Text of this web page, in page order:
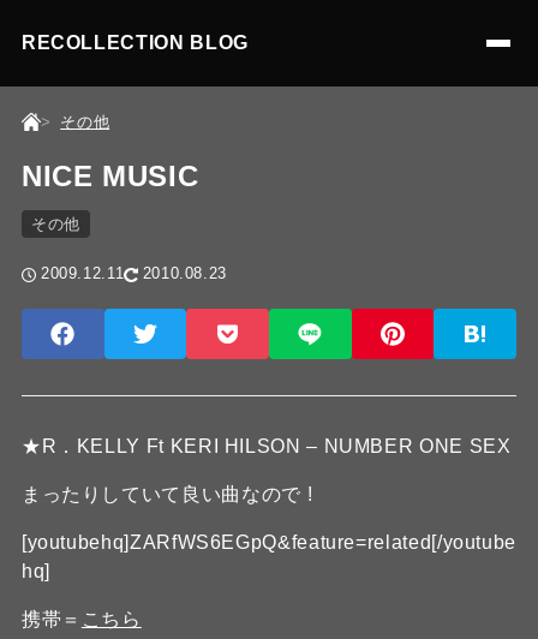
RECOLLECTION BLOG
その他
NICE MUSIC
その他
2009.12.11 2010.08.23
★R．KELLY Ft KERI HILSON – NUMBER ONE SEX
まったりしていて良い曲なので !
[youtubehq]ZARfWS6EGpQ&feature=related[/youtube
hq]
携帯＝ こちら